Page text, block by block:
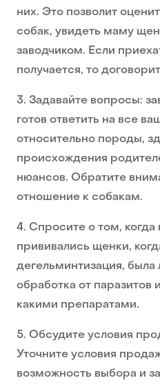
них. Это позволит
собак, увидеть маму
заводчиком. Если
получается, то
3. Задавайте вопросы:
готов ответить на все
относительно породы,
происхождения
нюансов. Обратите
отношение к собакам.
4. Спросите о том, когда
прививались щенки,
дегельминтизация, была
обработка от паразитов
какими препаратами.
5. Обсудите условия
Уточните условия
возможность выбора и